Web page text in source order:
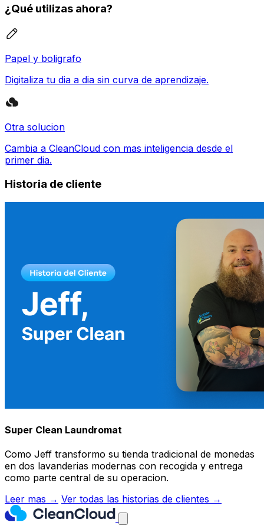
¿Qué utilizas ahora?
Papel y boligrafo
Digitaliza tu dia a dia sin curva de aprendizaje.
Otra solucion
Cambia a CleanCloud con mas inteligencia desde el
primer dia.
Historia de cliente
Super Clean Laundromat
Como Jeff transformo su tienda tradicional de monedas
en dos lavanderias modernas con recogida y entrega
como parte central de su operacion.
Leer mas → Ver todas las historias de clientes →